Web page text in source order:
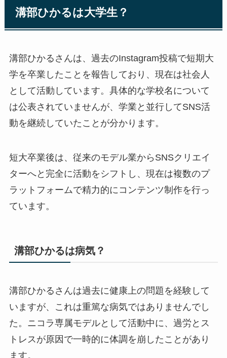
溝部ひかるは大学生？
溝部ひかるさんは、過去のInstagram投稿で短期大
学を卒業したことを報告しており、現在は社会人
として活動しています。具体的な学校名について
は公表されていませんが、学業と並行してSNS活
動を継続していたことが分かります。
短大卒業後は、従来のモデル業からSNSクリエイ
ターへと完全に活動をシフトし、現在は複数のプ
ラットフォームで精力的にコンテンツ制作を行っ
ています。
溝部ひかるは病気？
溝部ひかるさんは過去に健康上の問題を経験して
いますが、これは重篤な病気ではありませんでし
た。ニコラ専属モデルとして活動中に、過労とス
トレスが原因で一時的に体調を崩したことがあり
ます。